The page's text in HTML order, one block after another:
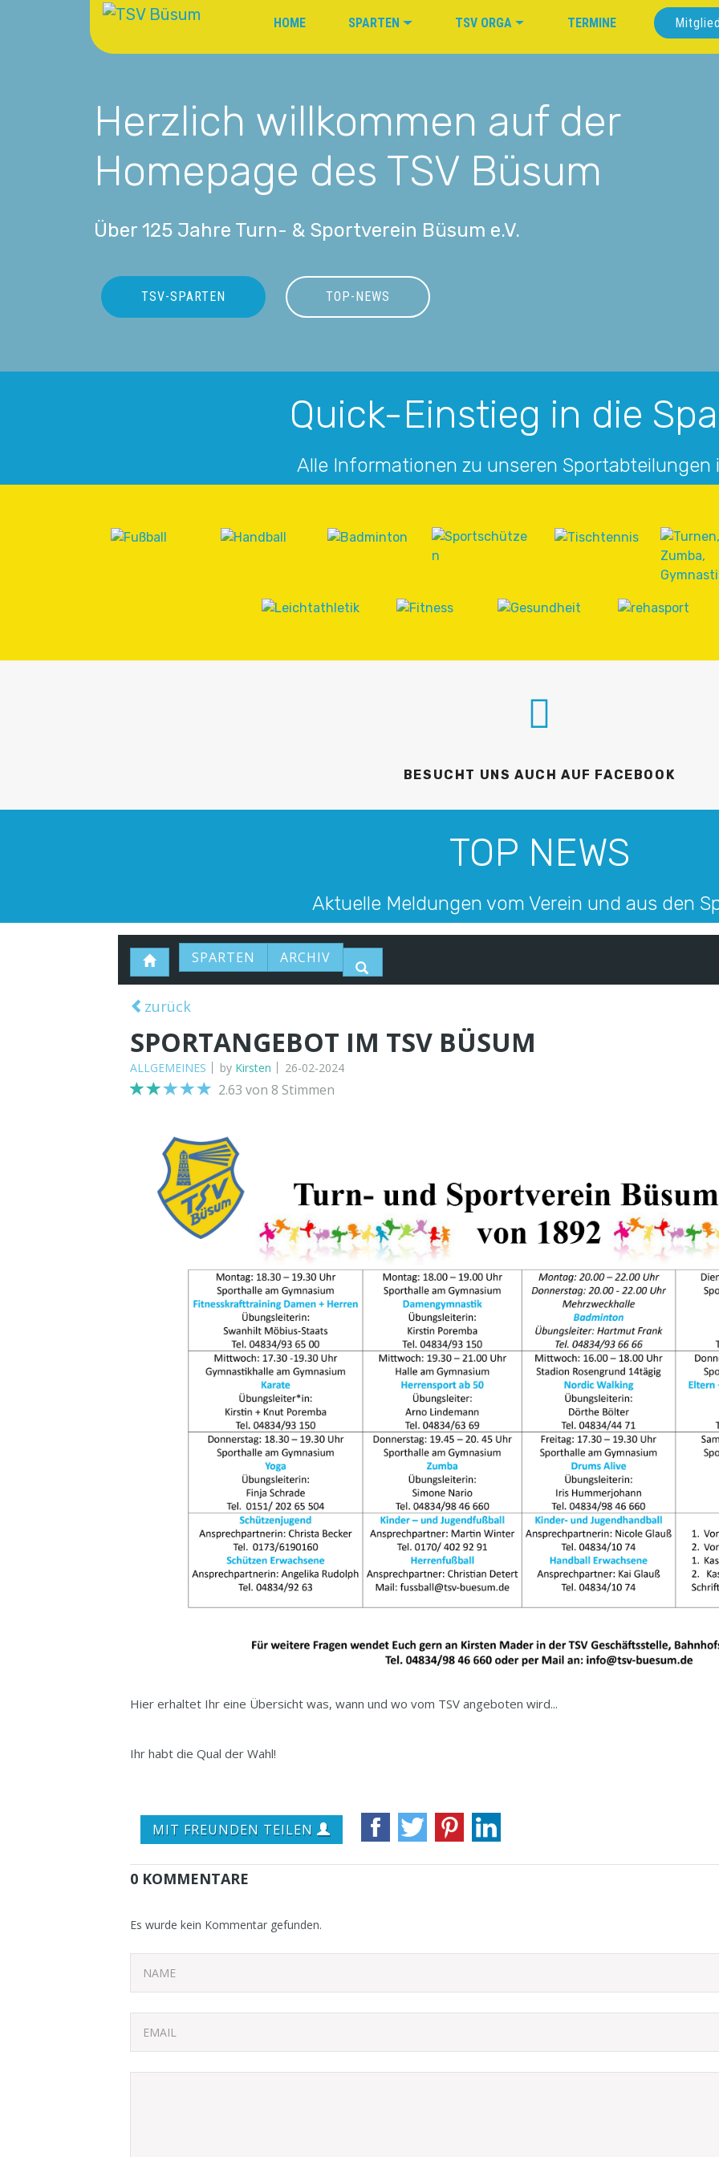
HOME SPARTEN TSV ORGA TERMINE
Herzlich willkommen auf der
Homepage des TSV Büsum
Über 125 Jahre Turn- & Sportverein Büsum e.V.
TSV-SPARTEN TOP-NEWS
Quick-Einstieg in die
Alle Informationen zu unseren Sportabteilungen
BESUCHT UNS AUCH AUF FACEBOOK
TOP NEWS
Aktuelle Meldungen vom Verein und aus den
SPARTEN ARCHIV
zurück
SPORTANGEBOT IM TSV BÜSUM
ALLGEMEINES by Kirsten 26-02-2024
2.63 von 8 Stimmen
Hier erhaltet Ihr eine Übersicht was, wann und wo vom TSV angeboten wird...
Ihr habt die Qual der Wahl!
MIT FREUNDEN TEILEN
0 KOMMENTARE
Es wurde kein Kommentar gefunden.